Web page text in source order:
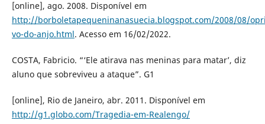
[online], ago. 2008. Disponível em
http://borboletapequeninanasuecia.blogspot.com/2008/08/
vo-do-anjo.html. Acesso em 16/02/2022.
COSTA, Fabricio. “‘Ele atirava nas meninas para matar’, diz
aluno que sobreviveu a ataque”. G1
[online], Rio de Janeiro, abr. 2011. Disponível em
http://g1.globo.com/Tragedia-em-Realengo/